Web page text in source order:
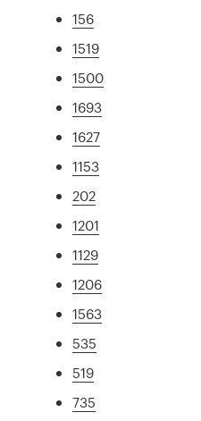
156
1519
1500
1693
1627
1153
202
1201
1129
1206
1563
535
519
735